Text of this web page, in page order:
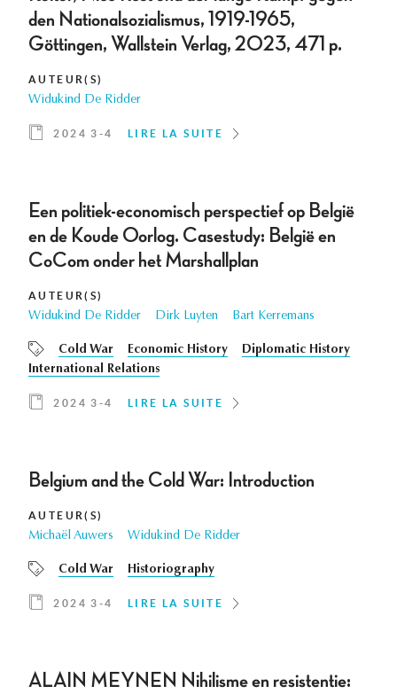
den Nationalsozialismus, 1919-1965,
Göttingen, Wallstein Verlag, 2023, 471 p.
AUTEUR(S)
Widukind De Ridder
2024 3-4 LIRE LA SUITE
Een politiek-economisch perspectief op België
en de Koude Oorlog. Casestudy: België en
CoCom onder het Marshallplan
AUTEUR(S)
Widukind De Ridder Dirk Luyten Bart Kerremans
Cold War Economic History
Diplomatic History
International Relations
2024 3-4 LIRE LA SUITE
Belgium and the Cold War: Introduction
AUTEUR(S)
Michaël Auwers Widukind De Ridder
Cold War Historiography
2024 3-4 LIRE LA SUITE
ALAIN MEYNEN Nihilisme en resistentie: